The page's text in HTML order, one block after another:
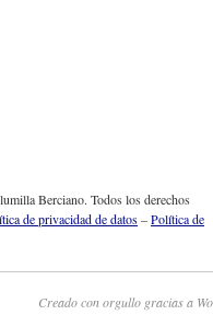
Berciano. Todos los derechos
de privacidad de datos–Política de
Creado con orgullo gracias a